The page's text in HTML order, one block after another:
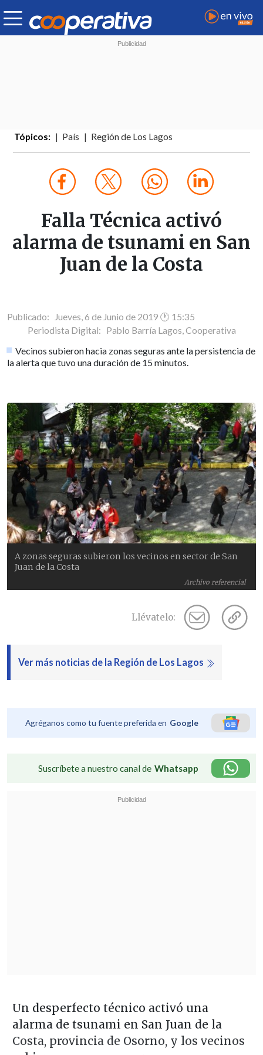
Tópicos: País Región de Los Lagos
Falla Técnica activó
alarma de tsunami en San
Juan de la Costa
Publicado: Jueves, 6 de Junio de 2019 🕐 15:35
Periodista Digital:
Pablo Barría Lagos, Cooperativa
Vecinos subieron hacia zonas seguras ante la persistencia de
la alerta que tuvo una duración de 15 minutos.
Archivo referencial
A zonas seguras subieron los vecinos en sector de San
Juan de la Costa
Llévatelo:
Ver más noticias de la Región de Los Lagos
Agréganos como tu fuente preferida en Google
Suscríbete a nuestro canal de Whatsapp
Un desperfecto técnico activó una
alarma de tsunami en San Juan de la
Costa, provincia de Osorno, y los vecinos